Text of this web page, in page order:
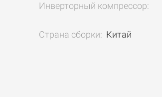
Инверторный компрессор:
Страна сборки: Китай